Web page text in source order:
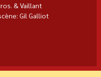
& Vaillant
Gil Galliot